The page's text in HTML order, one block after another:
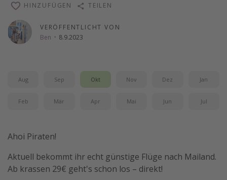
Singlereisen
Strandurlaub
Gruppenreisen
Hotels in Amsterdam
Reise Journal
Familienurlaub in der Türkei
Rundreisen in Thailand
VERÖFFENTLICHT VON
Ben · 8.9.2023
HINZUFÜGEN TEILEN
Aug Sep Okt Nov Dez Jan
Feb Mär Apr Mai Jun Jul
Ahoi Piraten!
Aktuell bekommt ihr echt günstige Flüge nach Mailand.
Ab krassen 29€ geht's schon los – direkt!